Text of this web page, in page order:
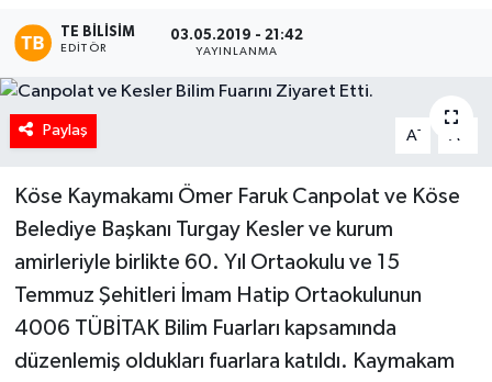
TE BILISIM
EDITÖR
03.05.2019 - 21:42
YAYINLANMA
Paylaş A- A
Köse Kaymakamı Ömer Faruk Canpolat ve Köse
Belediye Başkanı Turgay Kesler ve kurum
amirleriyle birlikte 60. Yıl Ortaokulu ve 15
Temmuz Şehitleri İmam Hatip Ortaokulunun
4006 TÜBİTAK Bilim Fuarları kapsamında
düzenlemiş oldukları fuarlara katıldı. Kaymakam
Haber Arşivi